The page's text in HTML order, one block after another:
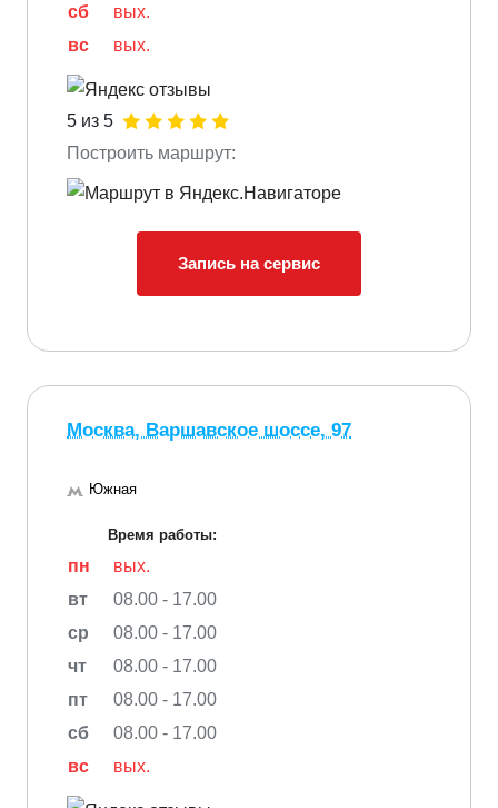
сб
вых.
вс
вых.
5 из 5
Построить маршрут:
Запись на сервис
Москва, Варшавское шоссе, 97
Южная
Время работы:
пн
вых.
вт
08.00 - 17.00
ср
08.00 - 17.00
чт
08.00 - 17.00
пт
08.00 - 17.00
сб
08.00 - 17.00
вс
вых.